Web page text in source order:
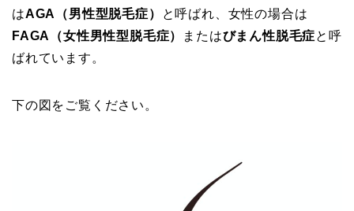
はAGA（男性型脱毛症）
と呼ばれ、女性の場合は
FAGA（女性男性型脱毛症）
またはびまん性脱毛症と呼
ばれています。
下の図をご覧ください。